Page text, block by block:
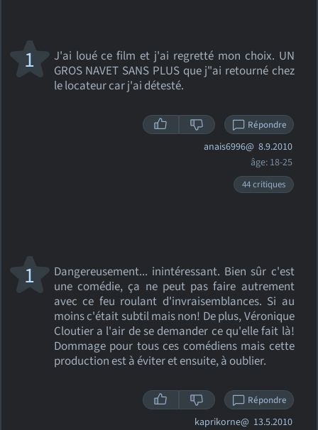
J'ai loué ce film et j'ai regretté mon choix. UN
GROS NAVET SANS PLUS que j"ai retourné chez
le locateur car j'ai détesté.
1
Répondre
anais6996@ 8.9.2010
âge: 18-25
44 critiques
Dangereusement... inintéressant. Bien sûr c'est
une comédie, ça ne peut pas faire autrement
avec ce feu roulant d'invraisemblances. Si au
moins c'était subtil mais non! De plus, Véronique
Cloutier a l'air de se demander ce qu'elle fait là!
Dommage pour tous ces comédiens mais cette
production est à éviter et ensuite, à oublier.
1
Répondre
kaprikorne@ 13.5.2010